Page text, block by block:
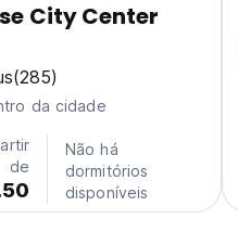
City Center
(285)
da cidade
de
Não há
dormitórios
disponíveis